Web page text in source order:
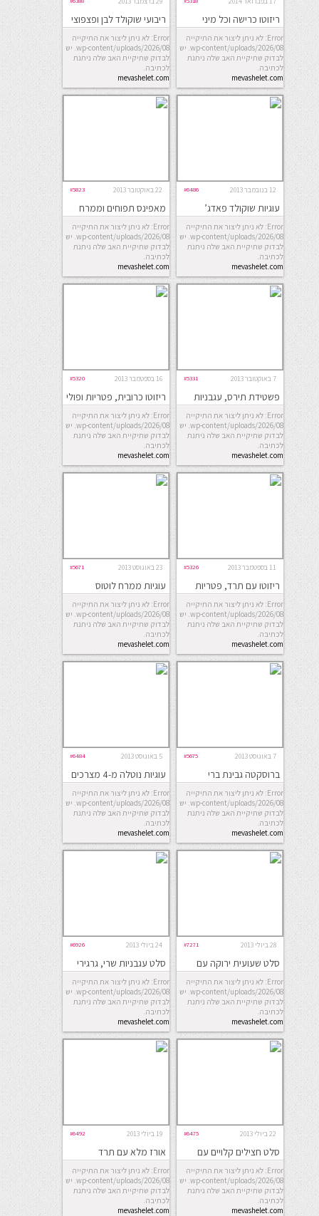
ריזוטו כרישה וכל מיני
פטריותError: לא ניתן ליצור את התיקייה
wp-content/uploads/2026/08. יש
לבדוק שתיקיית האב שלה ניתנת
לכתיבה.
mevashelet.com
ריבועי שוקולד לבן ופצפוצי
אורזError: לא ניתן ליצור את התיקייה
wp-content/uploads/2026/08. יש
לבדוק שתיקיית האב שלה ניתנת
לכתיבה.
mevashelet.com
12 בנובמבר 2013 #6486
עוגיות שוקולד פאדג’
Error: לא ניתן ליצור את התיקייה
wp-content/uploads/2026/08. יש
לבדוק שתיקיית האב שלה ניתנת
לכתיבה.
mevashelet.com
22 באוקטובר 2013 #5823
מאפינס תפוחים וממרח
לוטוסError: לא ניתן ליצור את התיקייה
wp-content/uploads/2026/08. יש
לבדוק שתיקיית האב שלה ניתנת
לכתיבה.
mevashelet.com
7 באוקטובר 2013 #5331
פשטידת תירס, עגבניות
ופרמזןError: לא ניתן ליצור את התיקייה
wp-content/uploads/2026/08. יש
לבדוק שתיקיית האב שלה ניתנת
לכתיבה.
mevashelet.com
16 בספטמבר 2013 #5320
ריזוטו כרובית, פטריות ופולי
סויה (אדממה)
Error: לא ניתן ליצור את התיקייה
wp-content/uploads/2026/08. יש
לבדוק שתיקיית האב שלה ניתנת
לכתיבה.
mevashelet.com
11 בספטמבר 2013 #5326
ריזוטו עם תרד, פטריות
ואפונהError: לא ניתן ליצור את התיקייה
wp-content/uploads/2026/08. יש
לבדוק שתיקיית האב שלה ניתנת
לכתיבה.
mevashelet.com
23 באוגוסט 2013 #5671
עוגיות ממרח לוטוס
Error: לא ניתן ליצור את התיקייה
wp-content/uploads/2026/08. יש
לבדוק שתיקיית האב שלה ניתנת
לכתיבה.
mevashelet.com
7 באוגוסט 2013 #5675
ברוסקטה גבינת ברי
ותפוחים עם דבש ופקאנים
Error: לא ניתן ליצור את התיקייה
wp-content/uploads/2026/08. יש
לבדוק שתיקיית האב שלה ניתנת
לכתיבה.
mevashelet.com
5 באוגוסט 2013 #6484
עוגיות נוטלה מ-4 מצרכים
Error: לא ניתן ליצור את התיקייה
wp-content/uploads/2026/08. יש
לבדוק שתיקיית האב שלה ניתנת
לכתיבה.
mevashelet.com
28 ביולי 2013 #7271
סלט שעועית ירוקה עם
תפוח אדמה
Error: לא ניתן ליצור את התיקייה
wp-content/uploads/2026/08. יש
לבדוק שתיקיית האב שלה ניתנת
לכתיבה.
mevashelet.com
24 ביולי 2013 #6926
סלט עגבניות שרי, גרגירי
חומוס וטונה
Error: לא ניתן ליצור את התיקייה
wp-content/uploads/2026/08. יש
לבדוק שתיקיית האב שלה ניתנת
לכתיבה.
mevashelet.com
22 ביולי 2013 #6475
סלט חצילים קלויים עם
טחינהError: לא ניתן ליצור את התיקייה
wp-content/uploads/2026/08. יש
לבדוק שתיקיית האב שלה ניתנת
לכתיבה.
mevashelet.com
19 ביולי 2013 #6492
אורז מלא עם תרד
וחמוציות
Error: לא ניתן ליצור את התיקייה
wp-content/uploads/2026/08. יש
לבדוק שתיקיית האב שלה ניתנת
לכתיבה.
mevashelet.com